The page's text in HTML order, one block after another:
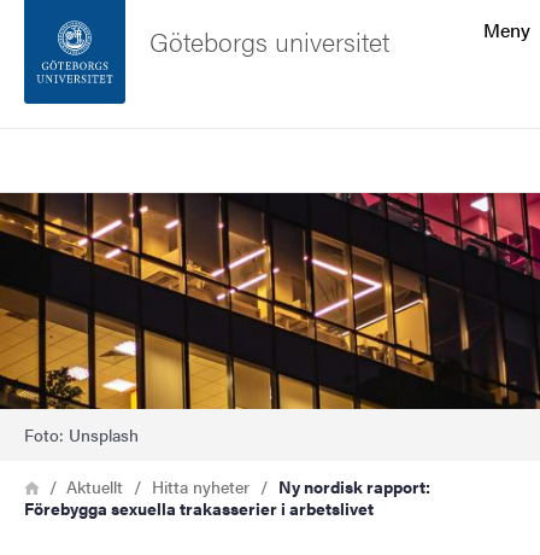
Sidfoten
Om webbplatsen
Meny
Göteborgs universitet
Bild
Foto: Unsplash
Länkstig
HemAktuellt Hitta nyheter
Ny nordisk rapport:
Förebygga sexuella trakasserier i arbetslivet